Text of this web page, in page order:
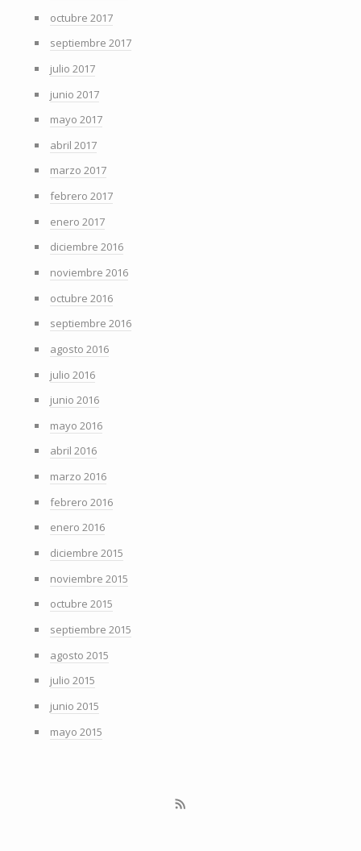
octubre 2017
septiembre 2017
julio 2017
junio 2017
mayo 2017
abril 2017
marzo 2017
febrero 2017
enero 2017
diciembre 2016
noviembre 2016
octubre 2016
septiembre 2016
agosto 2016
julio 2016
junio 2016
mayo 2016
abril 2016
marzo 2016
febrero 2016
enero 2016
diciembre 2015
noviembre 2015
octubre 2015
septiembre 2015
agosto 2015
julio 2015
junio 2015
mayo 2015